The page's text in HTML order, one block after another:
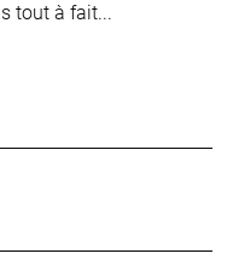
tout à fait...